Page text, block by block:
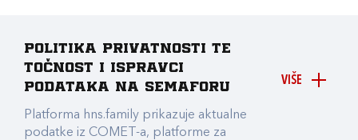
VIŠE
Politika privatnosti te
točnost i ispravci
podataka na Semaforu
Platforma hns.family prikazuje aktualne
podatke iz COMET-a, platforme za